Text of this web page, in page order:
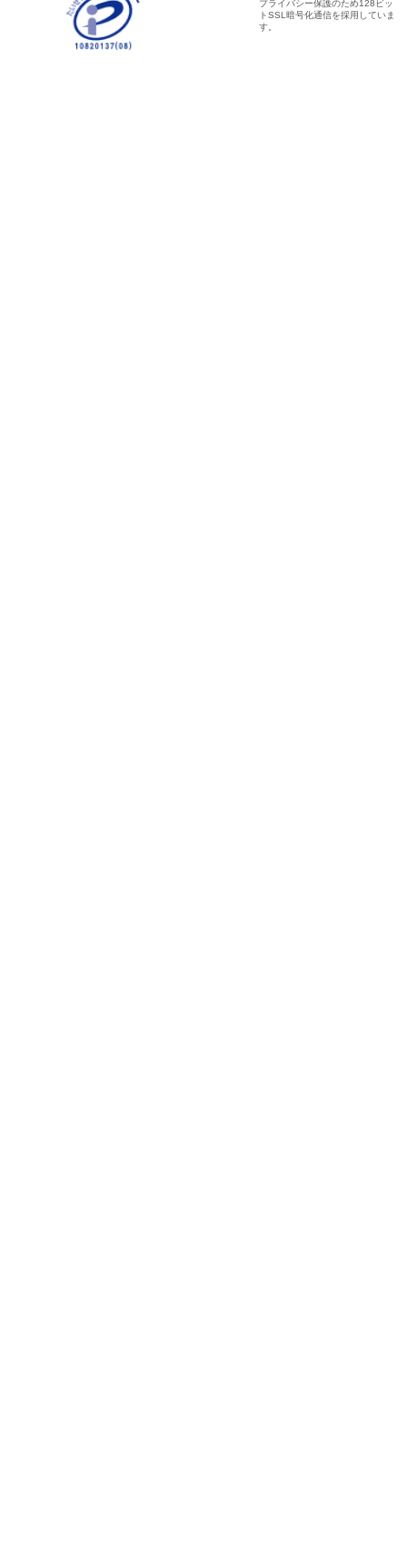
プライバシー保護のため128ビッ
トSSL暗号化通信を採用していま
す。